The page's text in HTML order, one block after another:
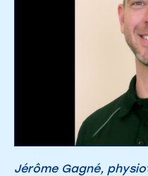
Jérôme Gagné,